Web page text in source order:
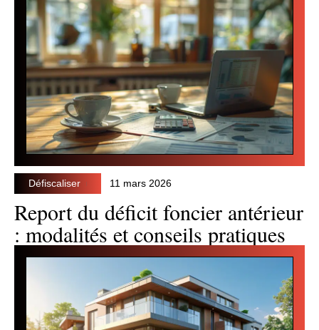
Défiscaliser 11 mars 2026
Report du déficit foncier antérieur
: modalités et conseils pratiques